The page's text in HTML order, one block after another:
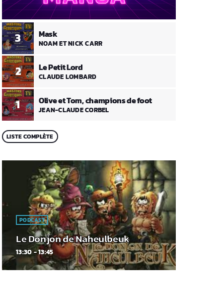
1 Olive et Tom, champions de foot
JEAN-CLAUDE CORBEL
2 Le Petit Lord
CLAUDE LOMBARD
3 Mask
NOAM ET NICK CARR
LISTE COMPLÈTE
PODCAST
Le Donjon de Naheulbeuk
13:30 - 13:45